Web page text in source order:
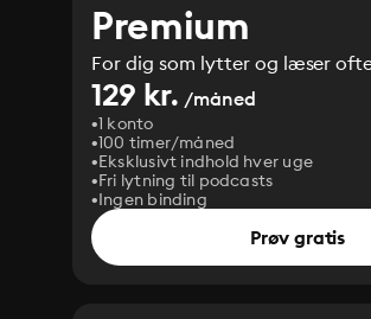
Premium
For dig som lytter og læser
129 kr. /måned
1 konto
100 timer/måned
Eksklusivt indhold hver uge
Fri lytning til podcasts
Ingen binding
Prøv gratis